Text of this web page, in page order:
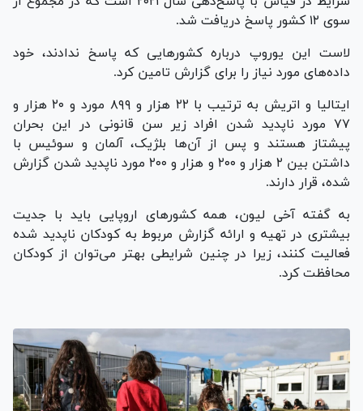
سوی ۱۲ کشور پاسخ دریافت شد.
لاست این یوروپ درباره کشور‌هایی که پاسخ ندادند، خود
داده‌های مورد نیاز را برای گزارش تامین کرد.
ایتالیا و اتریش به ترتیب با ۲۲ هزار و ۸۹۹ مورد و ۲۰ هزار و
۷۷ مورد ناپدید شدن افراد زیر سن قانونی در این بحران
پیشتاز هستند و پس از آن‌ها بلژیک، آلمان و سوئیس با
داشتن بین ۲ هزار و ۲۰۰ و هزار و ۲۰۰ مورد ناپدید شدن گزارش
شده، قرار دارند.
به گفته آخی لیون، همه کشور‌های اروپایی باید با جدیت
بیشتری در تهیه و ارائه گزارش مربوط به کودکان ناپدید شده
فعالیت کنند، زیرا در چنین شرایطی بهتر می‌توان از کودکان
محافظت کرد.